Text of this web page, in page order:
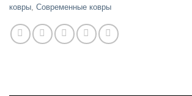
ковры Современные ковры